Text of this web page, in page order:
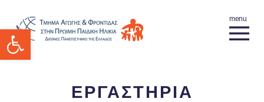
Ανοίξτε τη γραμμή εργαλείων
ΕΡΓΑΣΤΗΡΙΑ